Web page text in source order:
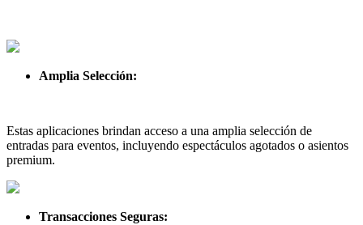
Amplia Selección:
Estas aplicaciones brindan acceso a una amplia selección de
entradas para eventos, incluyendo espectáculos agotados o asientos
premium.
Transacciones Seguras: